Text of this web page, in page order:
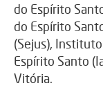
do Espírito
do Espírito
(Sejus),
Espírito Santo
Vitória.